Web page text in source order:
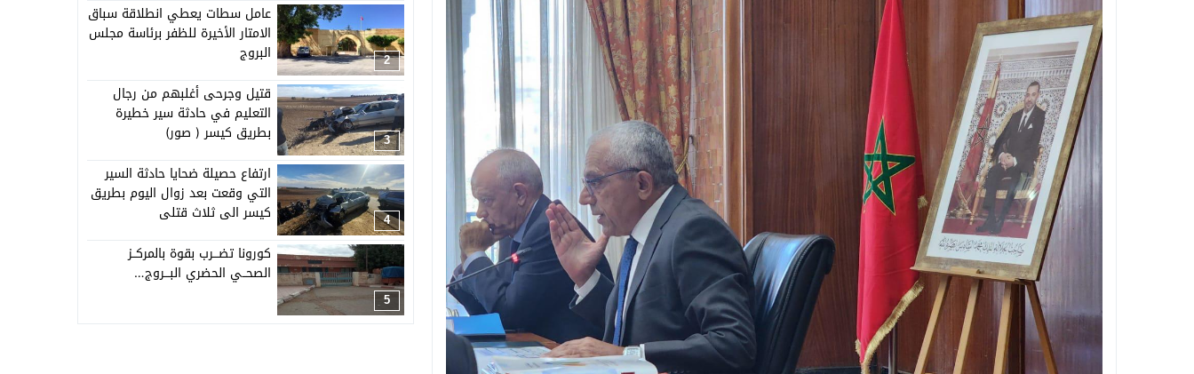
2
عامل سطات يعطي انطلاقة سباق
الامتار الأخيرة للظفر برئاسة مجلس
البروج
3
قتيل وجرحى أغلبهم من رجال
التعليم في حادثة سير خطيرة
بطريق كيسر ( صور)
4
ارتفاع حصيلة ضحايا حادثة السير
التي وقعت بعد زوال اليوم بطريق
كيسر الى ثلاث قتلى
5
كورونا تضـــرب بقوة بالمركــز
الصحــي الحضري البـــروج…